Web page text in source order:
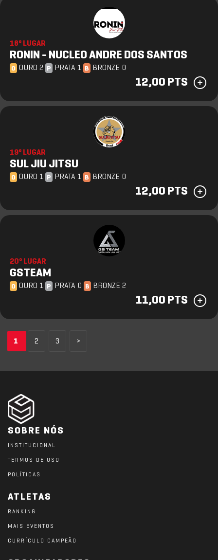
18º LUGAR
RONIN - NUCLEO ANDRE DOS SANTOS
O OURO 2 P PRATA 1 B BRONZE 0
12,00 PTS
19º LUGAR
SUL JIU JITSU
O OURO 1 P PRATA 1 B BRONZE 0
12,00 PTS
20º LUGAR
GSTEAM
O OURO 1 P PRATA 0 B BRONZE 2
11,00 PTS
1 2 3 >
SOBRE NÓS
INSTITUCIONAL
TERMOS DE USO
POLÍTICAS
ATLETAS
RANKING
MAIS EVENTOS
CURRÍCULO CAMPEÃO